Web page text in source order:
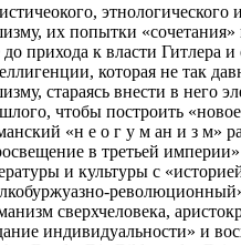
их попытки «сочетания»
прихода к власти Гитлера
которая не так
стараясь внести в него
чтобы построить
«н е о г у м ан и з м»
в третьей империи»
и культуры с
сверхчеловека,
индивидуальности» и